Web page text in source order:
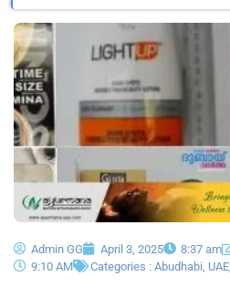
Admin GG April 3, 2025 8:37 am
9:10 AM
Categories : Abudhabi UAE